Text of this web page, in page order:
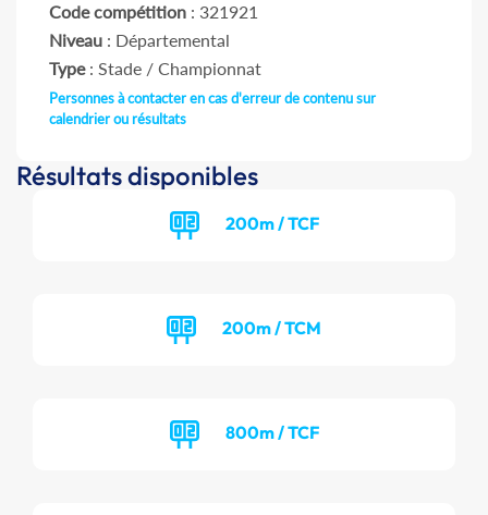
Code compétition : 321921
Niveau : Départemental
Type: Stade / Championnat
Personnes à contacter en cas d'erreur de contenu sur
calendrier ou résultats
Résultats disponibles
200m / TCF
200m / TCM
800m / TCF